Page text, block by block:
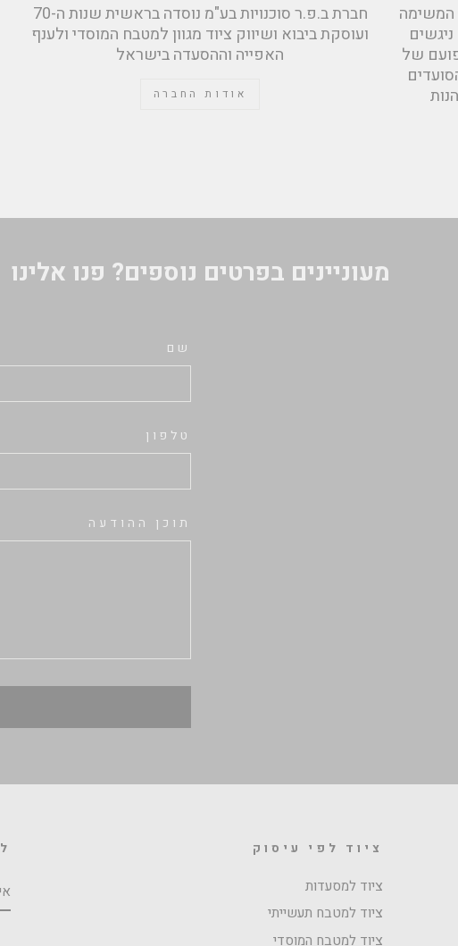
המשימה
של
חברת ב.פ.ר סוכנויות בע"מ נוסדה בראשית שנות ה-70
ועוסקת ביבוא ושיווק ציוד מגוון למטבח המוסדי ולענף
האפייה וההסעדה בישראל
אודות החברה
מעוניינים בפרטים נוספים? פנו אלינו
שם
טלפון
תוכן ההודעה
ציוד לפי עיסוק
ציוד למסעדות
ציוד למטבח תעשייתי
ציוד למטבח המוסדי